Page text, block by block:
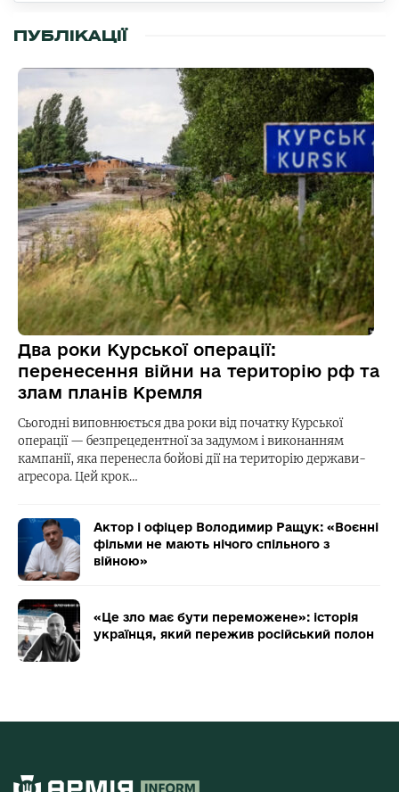
ПУБЛІКАЦІЇ
Два роки Курської операції:
перенесення війни на територію рф та
злам планів Кремля
Сьогодні виповнюється два роки від початку Курської
операції — безпрецедентної за задумом і виконанням
кампанії, яка перенесла бойові дії на територію держави-
агресора. Цей крок…
Актор і офіцер Володимир Ращук: «Воєнні
фільми не мають нічого спільного з
війною»
«Це зло має бути переможене»: історія
українця, який пережив російський полон